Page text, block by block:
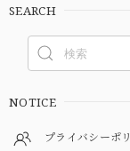
SEARCH
NOTICE
プライバシーポ